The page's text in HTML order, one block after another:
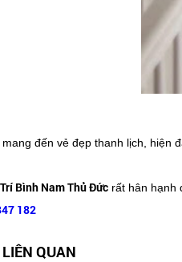
mang đến vẻ đẹp thanh lịch, hiện
Bình Nam Thủ Đức rất hân hạnh
182
QUAN